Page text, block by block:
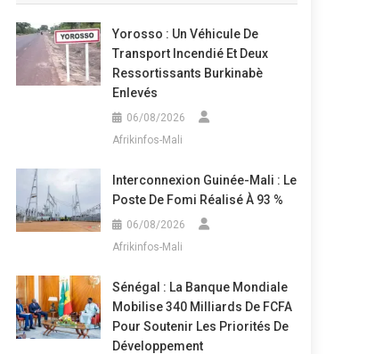
Yorosso : Un Véhicule De
Transport Incendié Et Deux
Ressortissants Burkinabè
Enlevés
06/08/2026
Afrikinfos-Mali
Interconnexion Guinée-Mali : Le
Poste De Fomi Réalisé À 93 %
06/08/2026
Afrikinfos-Mali
Sénégal : La Banque Mondiale
Mobilise 340 Milliards De FCFA
Pour Soutenir Les Priorités De
Développement